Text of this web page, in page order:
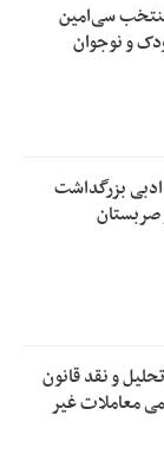
سی‌امین
و نوجوان
بزرگداشت
صربستان
و نقد قانون
معاملات غیر